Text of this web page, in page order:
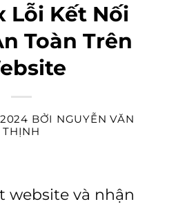
Lỗi Kết Nối
Toàn Trên
2024 BỞI NGUYỄN VĂN
THỊNH
website và nhận